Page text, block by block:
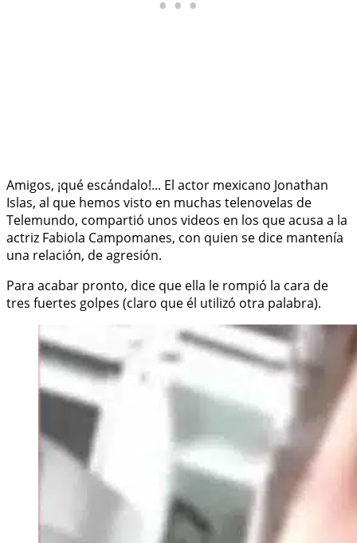
Amigos, ¡qué escándalo!... El actor mexicano Jonathan
Islas, al que hemos visto en muchas telenovelas de
Telemundo, compartió unos videos en los que acusa a la
actriz Fabiola Campomanes, con quien se dice mantenía
una relación, de agresión.
Para acabar pronto, dice que ella le rompió la cara de
tres fuertes golpes (claro que él utilizó otra palabra).